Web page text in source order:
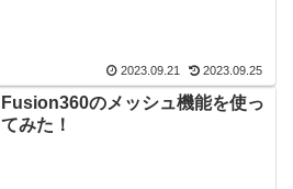
2023.09.21 2023.09.25
Fusion360のメッシュ機能を使っ
てみた！